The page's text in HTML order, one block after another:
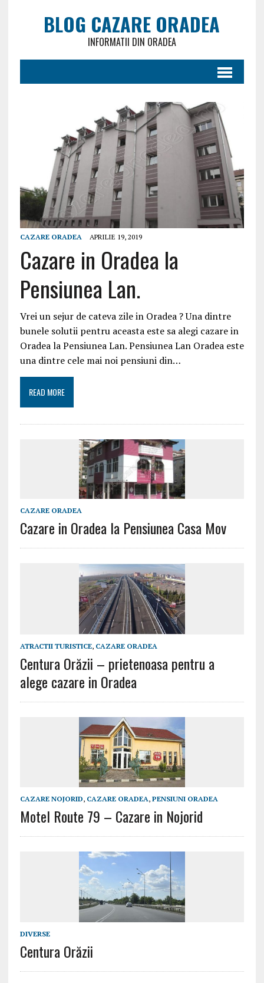
BLOG CAZARE ORADEA
INFORMATII DIN ORADEA
CAZARE ORADEA APRILIE 19, 2019
Cazare in Oradea la
Pensiunea Lan.
Vrei un sejur de cateva zile in Oradea ? Una dintre
bunele solutii pentru aceasta este sa alegi cazare in
Oradea la Pensiunea Lan. Pensiunea Lan Oradea este
una dintre cele mai noi pensiuni din…
READ MORE
CAZARE ORADEA
Cazare in Oradea la Pensiunea Casa Mov
ATRACTII TURISTICE, CAZARE ORADEA
Centura Orăzii – prietenoasa pentru a
alege cazare in Oradea
CAZARE NOJORID, CAZARE ORADEA, PENSIUNI ORADEA
Motel Route 79 – Cazare in Nojorid
DIVERSE
Centura Orăzii